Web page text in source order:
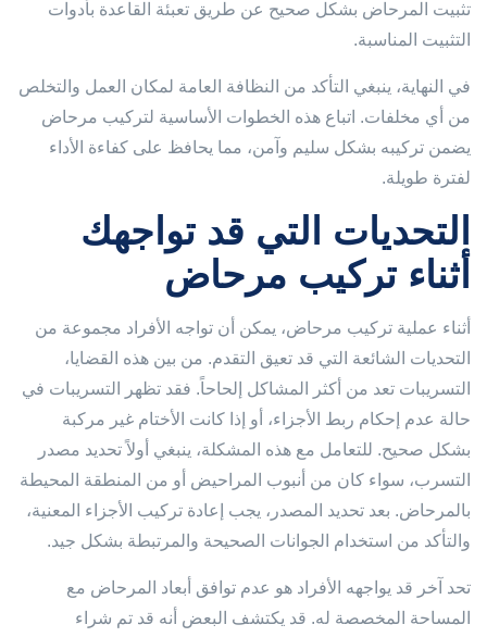
تثبيت المرحاض بشكل صحيح عن طريق تعبئة القاعدة بأدوات
التثبيت المناسبة.
في النهاية، ينبغي التأكد من النظافة العامة لمكان العمل والتخلص
من أي مخلفات. اتباع هذه الخطوات الأساسية لتركيب مرحاض
يضمن تركيبه بشكل سليم وآمن، مما يحافظ على كفاءة الأداء
لفترة طويلة.
التحديات التي قد تواجهك
أثناء تركيب مرحاض
أثناء عملية تركيب مرحاض، يمكن أن تواجه الأفراد مجموعة من
التحديات الشائعة التي قد تعيق التقدم. من بين هذه القضايا،
التسريبات تعد من أكثر المشاكل إلحاحاً. فقد تظهر التسريبات في
حالة عدم إحكام ربط الأجزاء، أو إذا كانت الأختام غير مركبة
بشكل صحيح. للتعامل مع هذه المشكلة، ينبغي أولاً تحديد مصدر
التسرب، سواء كان من أنبوب المراحيض أو من المنطقة المحيطة
بالمرحاض. بعد تحديد المصدر، يجب إعادة تركيب الأجزاء المعنية،
والتأكد من استخدام الجوانات الصحيحة والمرتبطة بشكل جيد.
تحد آخر قد يواجهه الأفراد هو عدم توافق أبعاد المرحاض مع
المساحة المخصصة له. قد يكتشف البعض أنه قد تم شراء